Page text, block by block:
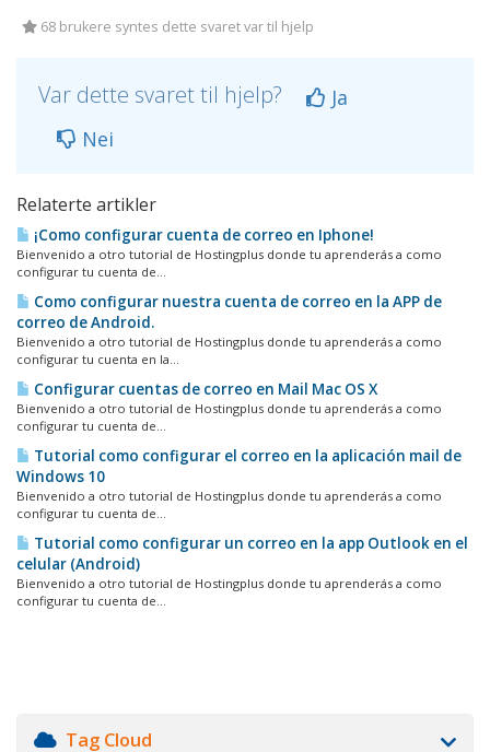
68 brukere syntes dette svaret var til hjelp
Var dette svaret til hjelp?
Ja
Nei
Relaterte artikler
¡Como configurar cuenta de correo en Iphone!
Bienvenido a otro tutorial de Hostingplus donde tu aprenderás a como
configurar tu cuenta de...
Como configurar nuestra cuenta de correo en la APP de
correo de Android.
Bienvenido a otro tutorial de Hostingplus donde tu aprenderás a como
configurar tu cuenta en la...
Configurar cuentas de correo en Mail Mac OS X
Bienvenido a otro tutorial de Hostingplus donde tu aprenderás a como
configurar tu cuenta de...
Tutorial como configurar el correo en la aplicación mail de
Windows 10
Bienvenido a otro tutorial de Hostingplus donde tu aprenderás a como
configurar tu cuenta de...
Tutorial como configurar un correo en la app Outlook en el
celular (Android)
Bienvenido a otro tutorial de Hostingplus donde tu aprenderás a como
configurar tu cuenta de...
Tag Cloud